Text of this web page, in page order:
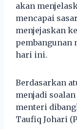
akan
mencapai
menjejaskan
pembangunan
hari ini.
Berdasarkan
menjadi
menteri
Taufiq Johari